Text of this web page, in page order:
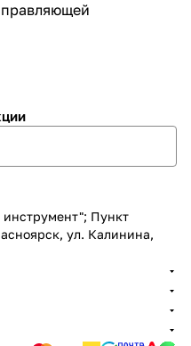
инструмент"; Пункт
ул. Калинина,